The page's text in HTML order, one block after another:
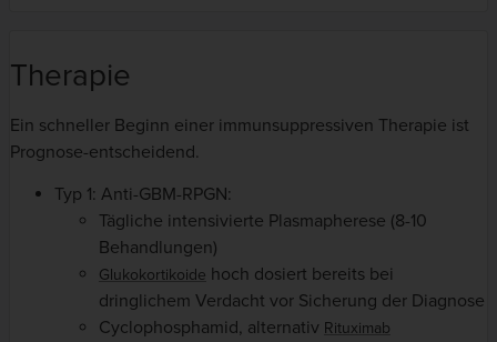
Therapie
Ein schneller Beginn einer immunsuppressiven Therapie ist
Prognose-entscheidend.
Typ 1: Anti-GBM-RPGN:
Tägliche intensivierte Plasmapherese (8-10
Behandlungen)
Glukokortikoide hoch dosiert bereits bei
dringlichem Verdacht vor Sicherung der Diagnose
Cyclophosphamid, alternativ Rituximab